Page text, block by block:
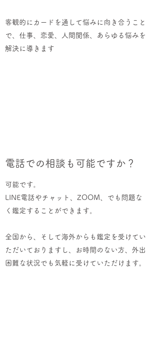
​客観的にカードを通して悩みに向き合うこと
で、仕事、恋愛、人間関係、あらゆる悩みを
解決に導きます
電話での相談も可能ですか？
可能です。
LINE電話やチャット、ZOOM、でも問題な
く鑑定することができます。
全国から、そして海外からも鑑定を受けてい
ただいておりますし、お時間のない方、外出
困難な状況でも気軽に受けていただけます。